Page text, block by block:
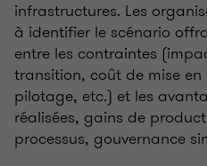
infrastructures. Les
à identifier le scénario
entre les contraintes
transition, coût de mise
pilotage, etc.) et les
réalisées, gains de
processus, gouvernance